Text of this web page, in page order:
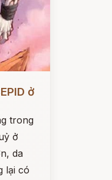
ở
trong
ở
da
lại có